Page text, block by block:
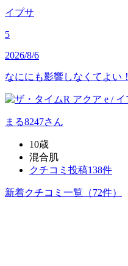
イプサ
5
2026/8/6
なににも影響しなくてよい！
まる8247さん
10歳
混合肌
クチコミ投稿138件
新着クチコミ一覧 （72件）